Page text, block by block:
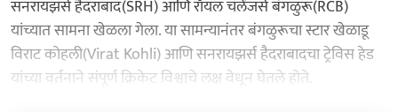
सनरायझर्स हैदराबाद(SRH) आणि रॉयल चॅलेंजर्स बंगळुरू(RCB)
यांच्यात सामना खेळला गेला. या सामन्यानंतर बंगळुरूचा स्टार खेळाडू
विराट कोहली(Virat Kohli) आणि सनरायझर्स हैदराबादचा ट्रेविस हेड
यांच्या वर्तनाने संपूर्ण क्रिकेट विश्वाचे लक्ष वेधून घेतले होते.